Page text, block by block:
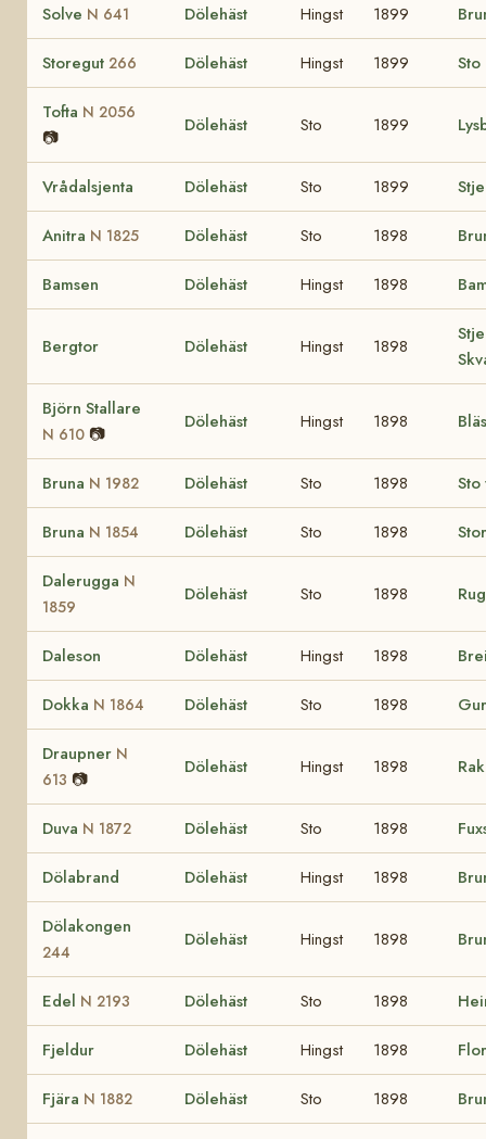
Solve N 641 Dölehäst Hingst 1899
Storegut 266 Dölehäst Hingst 1899 Sto
Tofta N 2056
📷
Dölehäst Sto 1899
Vrådalsjenta Dölehäst Sto 1899
Anitra N 1825 Dölehäst Sto 1898
Bamsen Dölehäst Hingst 1898
Bergtor Dölehäst Hingst 1898
Björn Stallare
N 610 📷
Dölehäst Hingst 1898
Bruna N 1982 Dölehäst Sto 1898
Bruna N 1854 Dölehäst Sto 1898
Dalerugga N
1859
Dölehäst Sto 1898
Daleson Dölehäst Hingst 1898
Dokka N 1864 Dölehäst Sto 1898
Draupner N
613 📷
Dölehäst Hingst 1898
Duva N 1872 Dölehäst Sto 1898
Dölabrand Dölehäst Hingst 1898
Dölakongen
244
Dölehäst Hingst 1898
Edel N 2193 Dölehäst Sto 1898
Fjeldur Dölehäst Hingst 1898
Fjära N 1882 Dölehäst Sto 1898